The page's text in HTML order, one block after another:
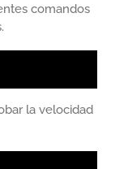
comandos
la velocidad